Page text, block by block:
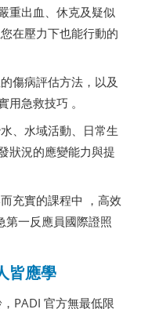
重出血、休克及疑似
在壓力下也能行動的
傷病評估方法，以及
急救技巧 。
、水域活動、日常生
狀況的應變能力與提
充實的課程中 ，高效
第一反應員國際證照
皆應學
PADI 官方無最低限